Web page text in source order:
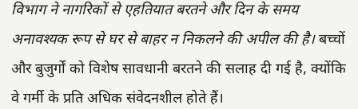
विभाग ने नागरिकों से एहतियात बरतने और दिन के समय
अनावश्यक रूप से घर से बाहर न निकलने की अपील की है।बच्चों
और बुजुर्गों को विशेष सावधानी बरतने की सलाह दी गई है, क्योंकि
वे गर्मी के प्रति अधिक संवेदनशील होते हैं।